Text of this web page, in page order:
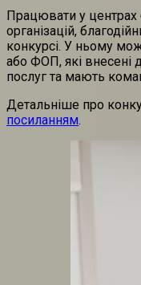
Працювати у центрах
організацій,
конкурсі. У ньому
або ФОП, які внесені
послуг та мають
Детальніше про
посиланням.